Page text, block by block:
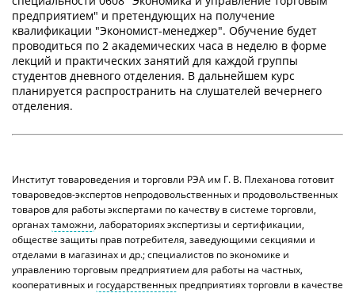
предприятием" и претендующих на получение
квалификации "Экономист-менеджер". Обучение будет
проводиться по 2 академических часа в неделю в форме
лекций и практических занятий для каждой группы
студентов дневного отделения. В дальнейшем курс
планируется распространить на слушателей вечернего
отделения.
Институт товароведения и торговли РЭА им Г. В. Плеханова готовит
товароведов-экспертов непродовольственных и продовольственных
товаров для работы экспертами по качеству в системе торговли,
органах таможни, лабораториях экспертизы и сертификации,
обществе защиты прав потребителя, заведующими секциями и
отделами в магазинах и др.; специалистов по экономике и
управлению торговым предприятием для работы на частных,
кооперативных и государственных предприятиях торговли в качестве